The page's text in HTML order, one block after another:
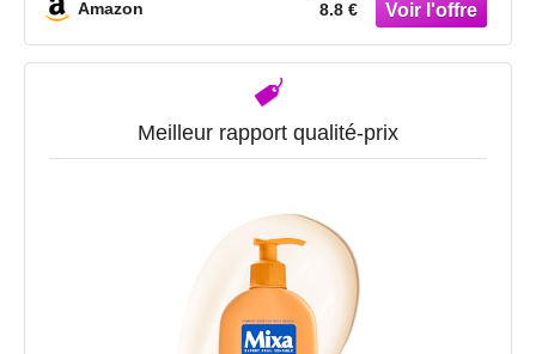
Amazon 8.8 €
Meilleur rapport qualité-prix